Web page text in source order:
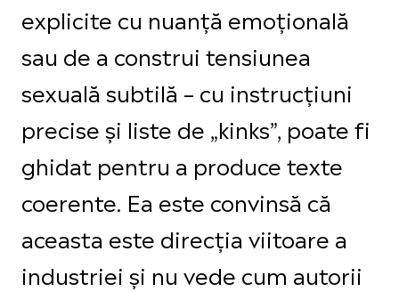
explicite cu nuanță emoțională
sau de a construi tensiunea
sexuală subtilă – cu instrucțiuni
precise și liste de „kinks”, poate fi
ghidat pentru a produce texte
coerente. Ea este convinsă că
aceasta este direcția viitoare a
industriei și nu vede cum autorii